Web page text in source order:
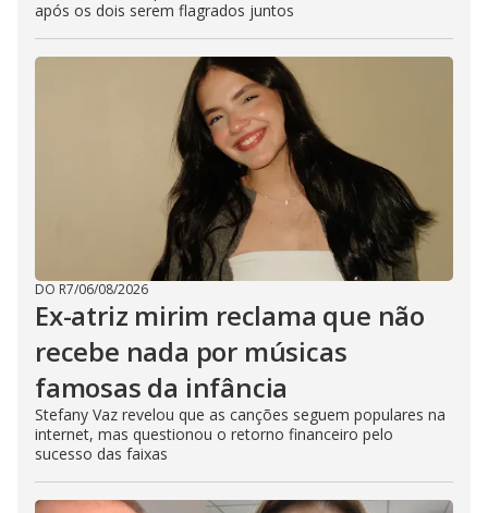
após os dois serem flagrados juntos
DO R7/06/08/2026
Ex-atriz mirim reclama que não
recebe nada por músicas
famosas da infância
Stefany Vaz revelou que as canções seguem populares na
internet, mas questionou o retorno financeiro pelo
sucesso das faixas